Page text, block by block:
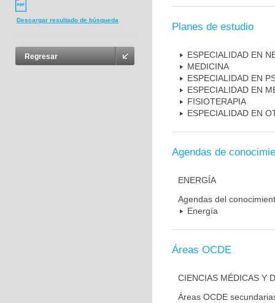
Descargar resultado de búsqueda
Regresar
Planes de estudio
ESPECIALIDAD EN
MEDICINA
ESPECIALIDAD EN
ESPECIALIDAD EN
FISIOTERAPIA
ESPECIALIDAD EN
Agendas de
ENERGÍA
Agendas del
Energía
Áreas OCDE
CIENCIAS MÉDICAS Y
Áreas OCDE